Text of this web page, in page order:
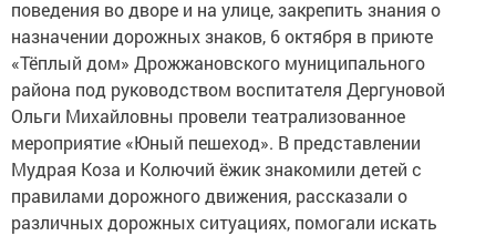
поведения во дворе и на улице, закрепить знания о
назначении дорожных знаков, 6 октября в приюте
«Тёплый дом» Дрожжановского муниципального
района под руководством воспитателя Дергуновой
Ольги Михайловны провели театрализованное
мероприятие «Юный пешеход». В представлении
Мудрая Коза и Колючий ёжик знакомили детей с
правилами дорожного движения, рассказали о
различных дорожных ситуациях, помогали искать